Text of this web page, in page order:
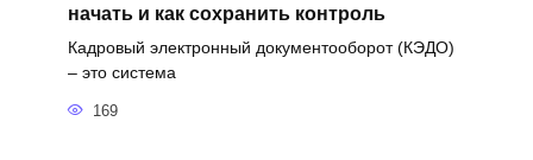
начать и как сохранить контроль
Кадровый электронный документооборот (КЭДО)
– это система
169